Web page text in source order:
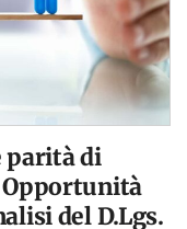
parità di
Opportunità
del D.Lgs.